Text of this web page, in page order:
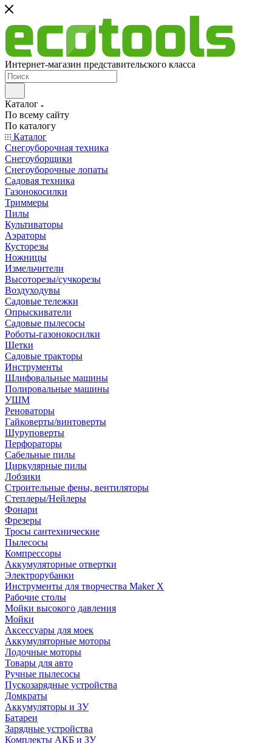
Интернет-магазин представительского класса
Каталог
По всему сайту
По каталогу
Каталог
Снегоуборочная техника
Снегоуборщики
Снегоуборочные лопаты
Садовая техника
Газонокосилки
Триммеры
Пилы
Культиваторы
Аэраторы
Кусторезы
Ножницы
Измельчители
Высоторезы/сучкорезы
Воздуходувы
Садовые тележки
Опрыскиватели
Садовые пылесосы
Роботы-газонокосилки
Щетки
Садовые тракторы
Инструменты
Шлифовальные машины
Полировальные машины
УШМ
Реноваторы
Гайковерты/винтоверты
Шуруповерты
Перфораторы
Сабельные пилы
Циркулярные пилы
Лобзики
Строительные фены, вентиляторы
Степлеры/Нейлеры
Фонари
Фрезеры
Тросы сантехнические
Пылесосы
Компрессоры
Аккумуляторные отвертки
Электрорубанки
Инструменты для творчества Maker X
Рабочие столы
Мойки высокого давления
Мойки
Аксессуары для моек
Аккумуляторные моторы
Лодочные моторы
Товары для авто
Ручные пылесосы
Пускозарядные устройства
Домкраты
Аккумуляторы и ЗУ
Батареи
Зарядные устройства
Комплекты АКБ и ЗУ